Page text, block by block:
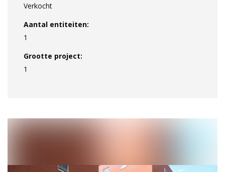
Verkocht
Aantal entiteiten:
1
Grootte project:
1